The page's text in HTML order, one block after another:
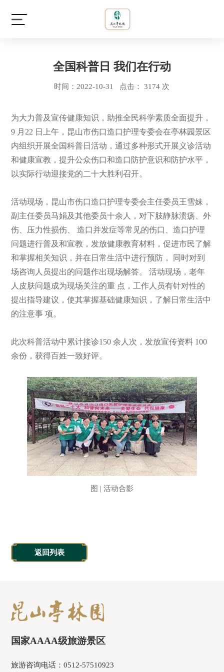
全国科普日 我们在行动
时间：2022-10-31 点击： 3174 次
为大力普及宣传健康知识，助推全民科学素质全面提升，
9 月22 日上午，昆山市伤口造口护理专委会在亭林园景区
内组织开展全国科普日活动，通过多种形式开展义诊活动
和健康宣教，提升公众伤口和造口防护意识和防护水平，
以实际行动迎接党的二十大胜利召开。
活动现场，昆山市伤口造口护理专委会主任委员王雪妹，
副主任委员马娟及其他委员十余人，对下肢静脉溃疡、外
伤、压力性损伤、 造口并发症等常见的伤口、造口护理
问题进行普及和宣教，发放健康教育材料，促进市民了解
和掌握相关知识，并在日常生活中进行预防， 同时对到
场咨询人员提出的问题作出现场解答。 活动现场，老年
人皮肤问题成为现场关注的重 点，工作人员有针对性的
提出指导建议，使其掌握基础健康知识，了解日常生活中
的注意事 项。
此次科普活动中累计接诊150 余人次，发放宣传资料 100
余份，获得百姓一致好评。
图 | 活动合影
返回列表
国家AAAA级旅游景区
旅游咨询电话：0512-57510923